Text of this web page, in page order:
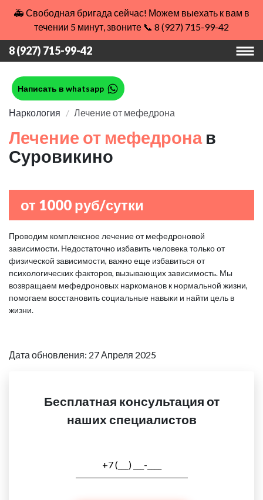
🚑 Свободная бригада сейчас! Можем выехать к вам в
течении 5 минут, звоните 📞 8 (927) 715-99-42
8 (927) 715-99-42
Написать в whatsapp
Наркология Лечение от мефедрона
Лечение от мефедрона в
Суровикино
от 1000 руб/сутки
Проводим комплексное лечение от мефедроновой
зависимости. Недостаточно избавить человека только от
физической зависимости, важно еще избавиться от
психологических факторов, вызывающих зависимость. Мы
возвращаем мефедроновых наркоманов к нормальной жизни,
помогаем восстановить социальные навыки и найти цель в
жизни.
Дата обновления: 27 Апреля 2025
Бесплатная консультация от
наших специалистов